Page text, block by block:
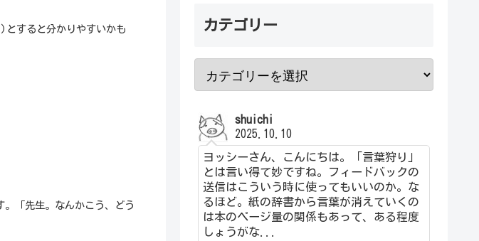
とすると分かりやすいかも
「先生。なんかこう、どう
カテゴリー
shuichi
2025.10.10
ヨッシーさん、こんにちは。「言葉狩り」
とは言い得て妙ですね。フィードバックの
送信はこういう時に使ってもいいのか。な
るほど。紙の辞書から言葉が消えていくの
は本のページ量の関係もあって、ある程度
しょうがな...